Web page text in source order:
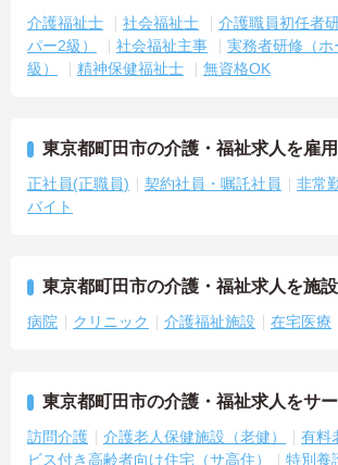
介護福祉士 社会福祉士
介護職員初任者
パー2級）
社会福祉主事
実務者研修（
級）
精神保健福祉士 無資格OK
東京都町田市の介護・福祉求人を雇
正社員(正職員) 契約社員・嘱託社員
非常
バイト
東京都町田市の介護・福祉求人を施
病院 クリニック 介護福祉施設 在宅医療
東京都町田市の介護・福祉求人をサ
訪問介護 介護老人保健施設（老健） 有料
ビス付き高齢者向け住宅（サ高住）
特別養